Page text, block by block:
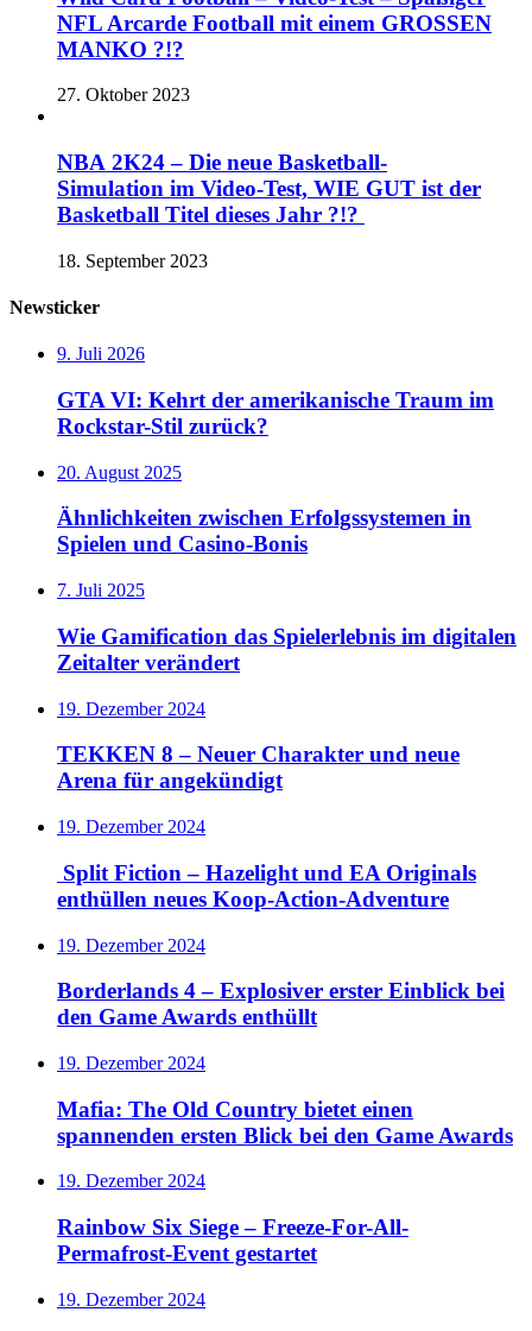
NFL Arcarde Football mit einem GROSSEN
MANKO ?!?
27. Oktober 2023
NBA 2K24 – Die neue Basketball-
Simulation im Video-Test, WIE GUT ist der
Basketball Titel dieses Jahr ?!?
18. September 2023
Newsticker
9. Juli 2026
GTA VI: Kehrt der amerikanische Traum im
Rockstar-Stil zurück?
20. August 2025
Ähnlichkeiten zwischen Erfolgssystemen in
Spielen und Casino‑Bonis
7. Juli 2025
Wie Gamification das Spielerlebnis im digitalen
Zeitalter verändert
19. Dezember 2024
TEKKEN 8 – Neuer Charakter und neue
Arena für angekündigt
19. Dezember 2024
Split Fiction – Hazelight und EA Originals
enthüllen neues Koop-Action-Adventure
19. Dezember 2024
Borderlands 4 – Explosiver erster Einblick bei
den Game Awards enthüllt
19. Dezember 2024
Mafia: The Old Country bietet einen
spannenden ersten Blick bei den Game Awards
19. Dezember 2024
Rainbow Six Siege – Freeze-For-All-
Permafrost-Event gestartet
19. Dezember 2024